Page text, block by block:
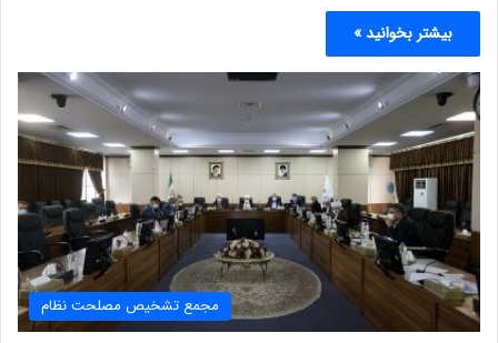
بیشتر بخوانید »
مجمع تشخیص مصلحت نظام